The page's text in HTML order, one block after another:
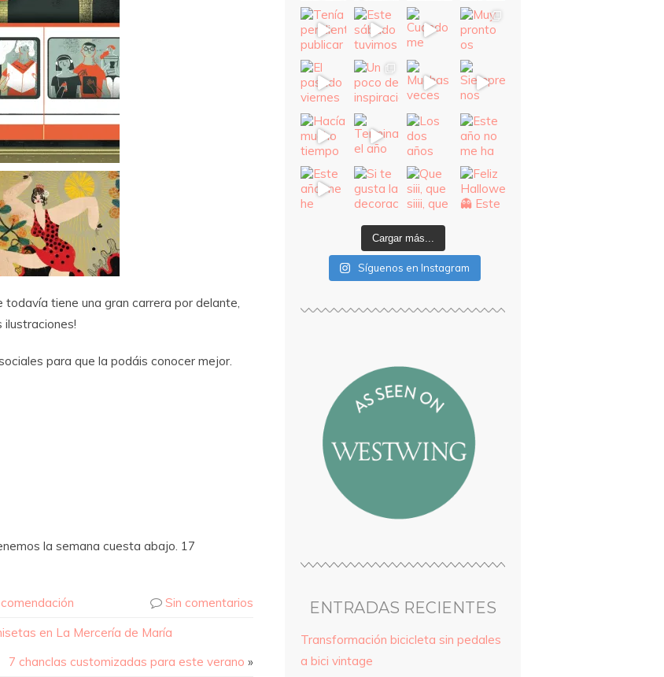
tiene una gran carrera por delante,
ilustraciones!
para que la podáis conocer mejor.
la semana cuesta abajo. 17
Sin comentarios
en La Mercería de María
7 chanclas customizadas para este verano »
Cargar más...
Síguenos en Instagram
ENTRADAS RECIENTES
Transformación bicicleta sin pedales
a bici vintage